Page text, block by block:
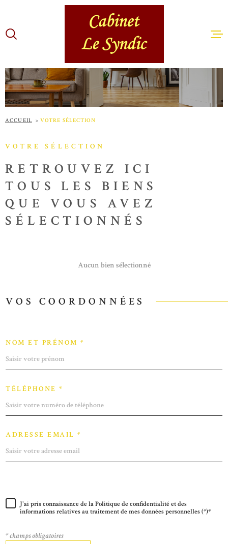
recherche
menu
principal
contenu
NOTRE
ACCUEIL VOTRE SÉLECTION
VOTRE SÉLECTION
RETROUVEZ ICI
TOUS LES BIENS
QUE VOUS AVEZ
SÉLECTIONNÉS
Aucun bien sélectionné
VOS COORDONNÉES
NOM ET PRÉNOM *
TÉLÉPHONE *
ADRESSE EMAIL *
J'ai pris connaissance de la Politique de confidentialité et des
informations relatives au traitement de mes données personnelles (*)*
* champs obligatoires